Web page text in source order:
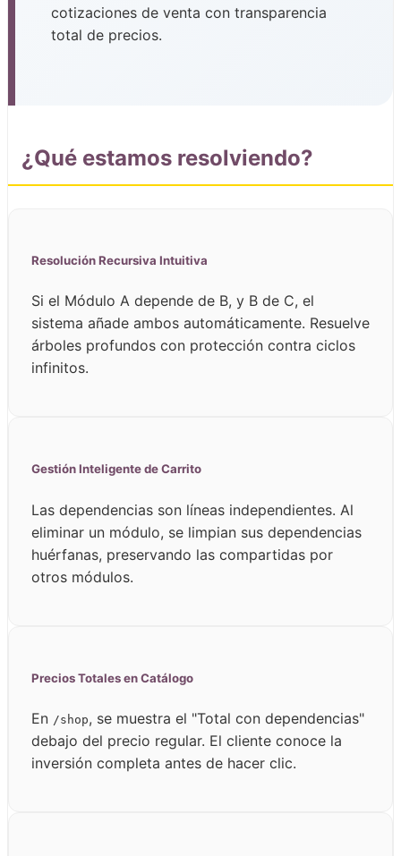
cotizaciones de venta con transparencia
total de precios.
¿Qué estamos resolviendo?
Resolución Recursiva Intuitiva
Si el Módulo A depende de B, y B de C, el
sistema añade ambos automáticamente. Resuelve
árboles profundos con protección contra ciclos
infinitos.
Gestión Inteligente de Carrito
Las dependencias son líneas independientes. Al
eliminar un módulo, se limpian sus dependencias
huérfanas, preservando las compartidas por
otros módulos.
Precios Totales en Catálogo
En /shop, se muestra el "Total con dependencias"
debajo del precio regular. El cliente conoce la
inversión completa antes de hacer clic.